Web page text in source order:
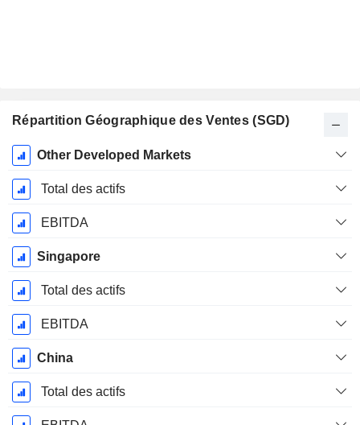
Répartition Géographique des Ventes (SGD)
Période
Fiscale:
Décembre
Other Developed Markets
Total des actifs
EBITDA
Singapore
Total des actifs
EBITDA
China
Total des actifs